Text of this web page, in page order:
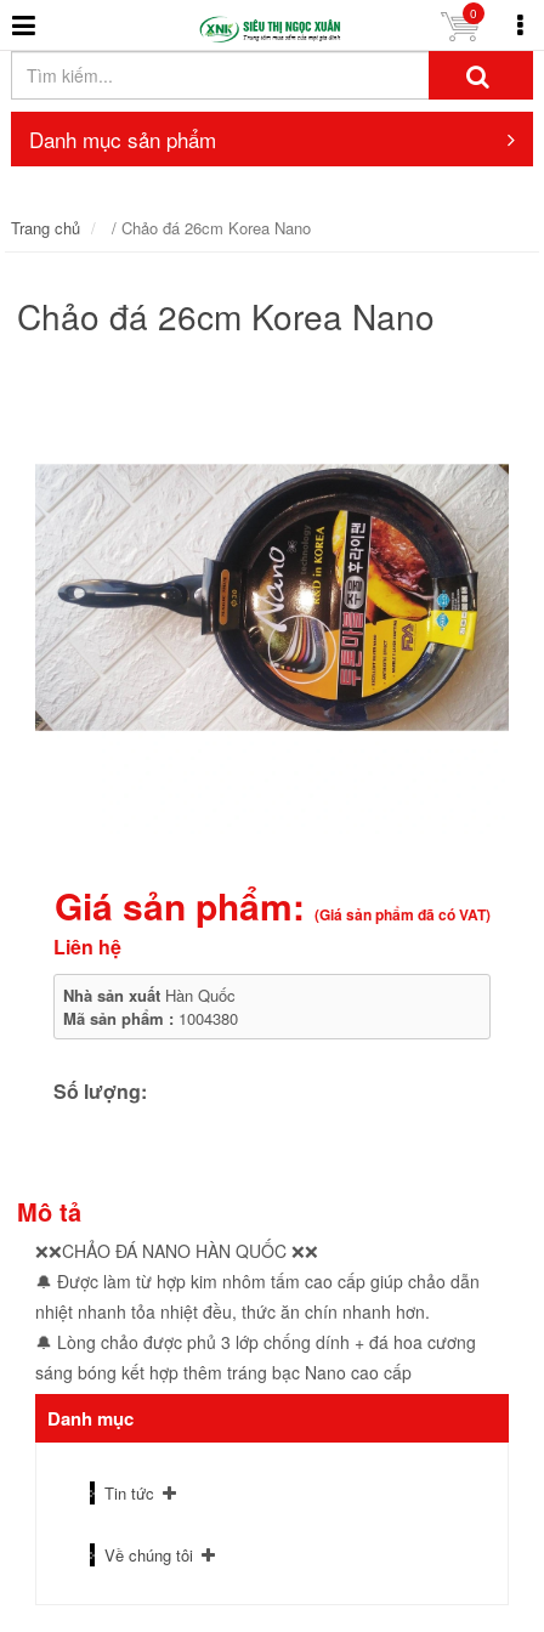
0
Danh mục sản phẩm
Trang chủ / Chảo đá 26cm Korea Nano
Chảo đá 26cm Korea Nano
Giá sản phẩm: (Giá sản phẩm đã có VAT)
Liên hệ
Nhà sản xuất Hàn Quốc
Mã sản phẩm : 1004380
Số lượng:
Mô tả
❌❌CHẢO ĐÁ NANO HÀN QUỐC ❌❌
🔔 Được làm từ hợp kim nhôm tấm cao cấp giúp chảo dẫn
nhiệt nhanh tỏa nhiệt đều, thức ăn chín nhanh hơn.
🔔 Lòng chảo được phủ 3 lớp chống dính + đá hoa cương
sáng bóng kết hợp thêm tráng bạc Nano cao cấp
Danh mục
Tin tức
Về chúng tôi